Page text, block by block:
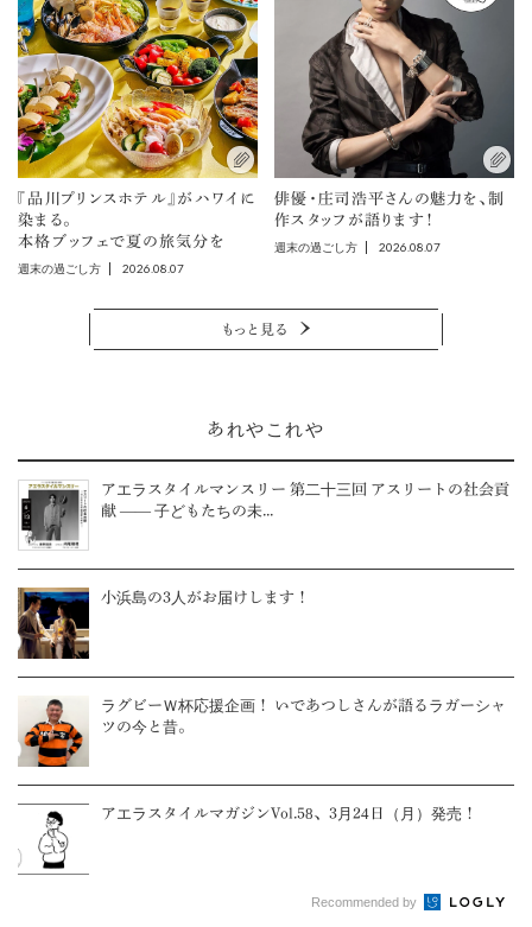
『品川プリンスホテル』がハワイに
染まる。
本格ブッフェで夏の旅気分を
週末の過ごし方 2026.08.07
俳優・庄司浩平さんの魅力を、制
作スタッフが語ります！
週末の過ごし方 2026.08.07
もっと見る
あれやこれや
アエラスタイルマンスリー 第二十三回 アスリートの社会貢
献 ―― 子どもたちの未...
小浜島の3人がお届けします！
ラグビーＷ杯応援企画！ いであつしさんが語るラガーシャ
ツの今と昔。
アエラスタイルマガジンVol.58、3月24日（月）発売！
Recommended by